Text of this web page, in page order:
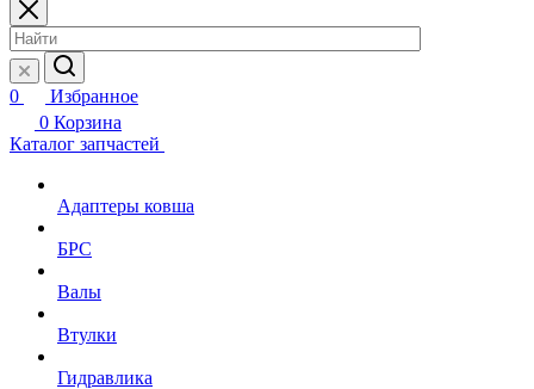
0
Избранное
0 Корзина
Каталог запчастей
Адаптеры ковша
БРС
Валы
Втулки
Гидравлика